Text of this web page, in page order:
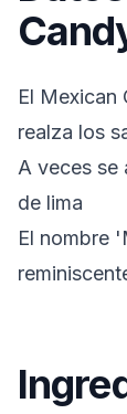
El Mexican
realza los
A veces se
de lima
El nombre